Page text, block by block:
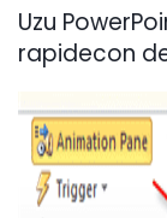
Uzu
rapidecon